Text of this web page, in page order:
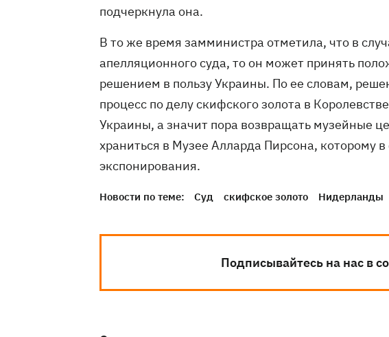
подчеркнула она.
В то же время замминистра отметила, что в
апелляционного суда, то он может принять
решением в пользу Украины. По ее словам,
процесс по делу скифского золота в
Украины, а значит пора возвращать музейные
храниться в Музее Алларда Пирсона, которому
экспонирования.
Новости по теме: Суд скифское золото Нидерланды
Подписывайтесь на нас в